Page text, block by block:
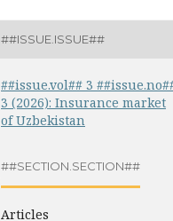
##ISSUE.ISSUE##
##issue.vol## 3
3 (2026): Insurance market
of Uzbekistan
##SECTION.SECTION##
Articles